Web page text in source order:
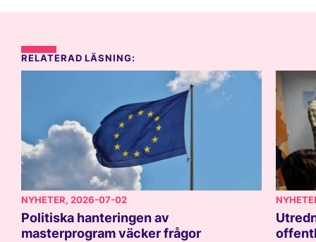
RELATERAD LÄSNING:
NYHETER, 2026-07-02
Politiska hanteringen av
masterprogram väcker frågor